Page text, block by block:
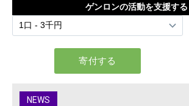
ゲンロンの活動を支援する
NEWS